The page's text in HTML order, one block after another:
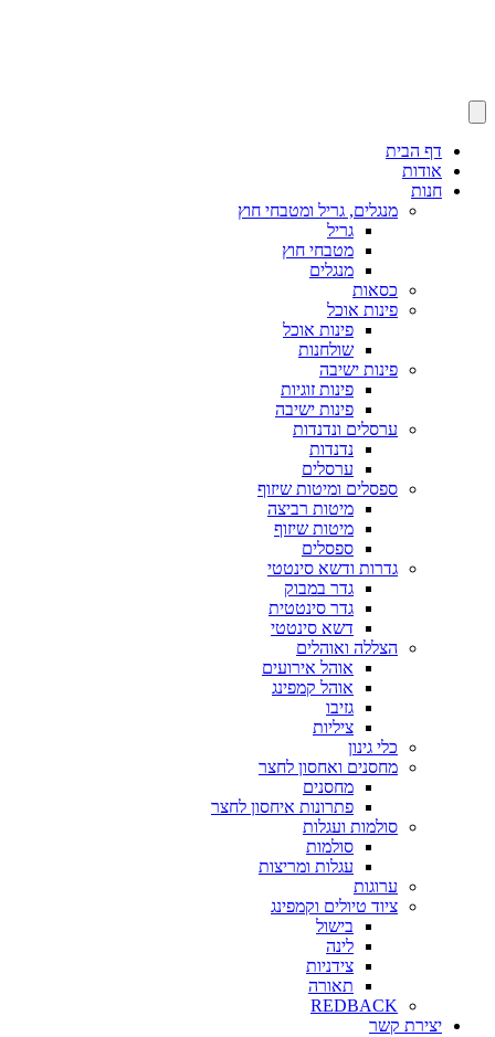
דף הבית
אודות
חנות
מנגלים, גריל ומטבחי חוץ
גריל
מטבחי חוץ
מנגלים
כסאות
פינות אוכל
פינות אוכל
שולחנות
פינות ישיבה
פינות זוגיות
פינות ישיבה
ערסלים ונדנדות
נדנדות
ערסלים
ספסלים ומיטות שיזוף
מיטות רביצה
מיטות שיזוף
ספסלים
גדרות ודשא סינטטי
גדר במבוק
גדר סינטטית
דשא סינטטי
הצללה ואוהלים
אוהל אירועים
אוהל קמפינג
גזיבו
ציליות
כלי גינון
מחסנים ואחסון לחצר
מחסנים
פתרונות איחסון לחצר
סולמות ועגלות
סולמות
עגלות ומריצות
ערוגות
ציוד טיולים וקמפינג
בישול
לינה
צידניות
תאורה
REDBACK
יצירת קשר